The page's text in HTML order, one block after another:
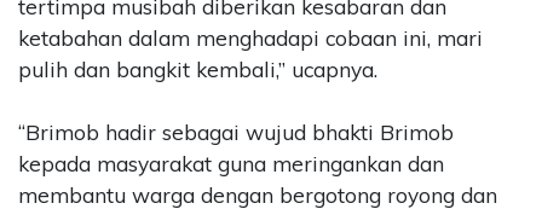
tertimpa musibah diberikan kesabaran dan
ketabahan dalam menghadapi cobaan ini, mari
pulih dan bangkit kembali,” ucapnya.
“Brimob hadir sebagai wujud bhakti Brimob
kepada masyarakat guna meringankan dan
membantu warga dengan bergotong royong dan